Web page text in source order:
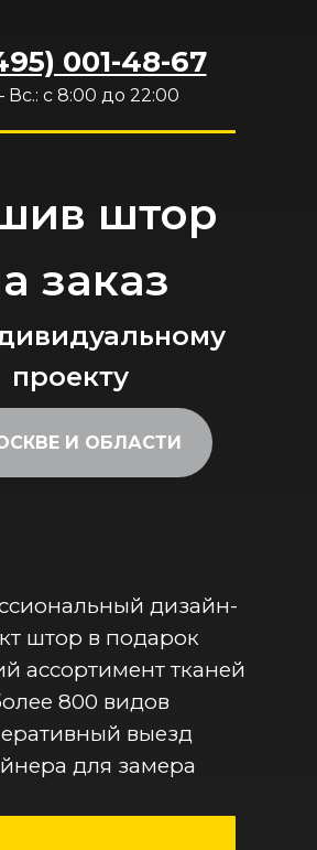
штор
заказ
И ОБЛАСТИ
001-48-67
Вс.: с 8:00 до 22:00
дизайн-
штор в подарок
ассортимент тканей
800 видов
выезд
для замера
проекту